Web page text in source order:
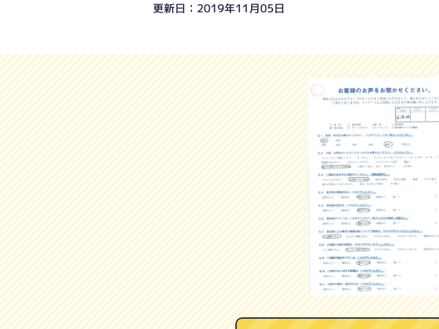
更新日：2019年11月05日